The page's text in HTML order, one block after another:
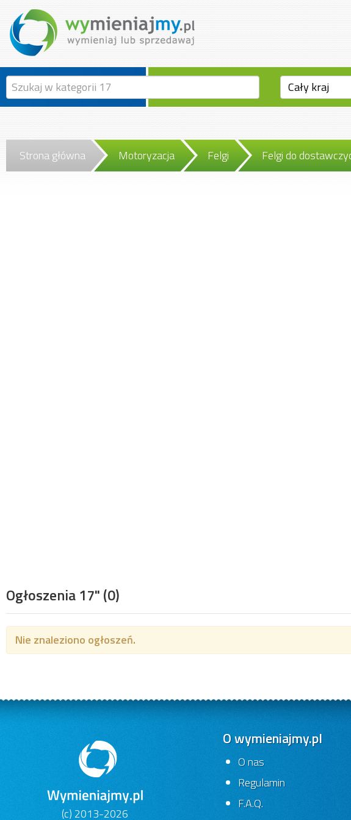
Strona główna Motoryzacja Felgi Felgi do
Ogłoszenia 17"(0)
Nie znaleziono ogłoszeń.
(c) 2013-2026
O wymieniajmy.pl
O nas
Regulamin
F.A.Q.